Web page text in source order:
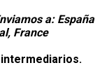
a: España
France